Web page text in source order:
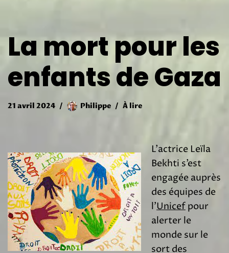
La mort pour les
enfants de Gaza
21 avril 2024 Philippe À lire
L’actrice Leïla
Bekhti s’est
engagée auprès
des équipes de
l’Unicef pour
alerter le
monde sur le
sort des